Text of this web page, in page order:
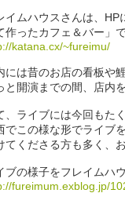
イムハウスさんは、
作ったカフェ＆バー」で
katana.cx/~fureimu/
には昔のお店の看板や
と開演までの間、店内
、ライブには今回もた
でこの様な形でライブ
てくださる方も多く、
ブの様子をフレイムハ
fureimum.exblog.jp/